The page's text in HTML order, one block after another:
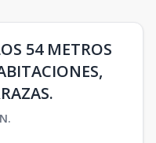
54 METROS